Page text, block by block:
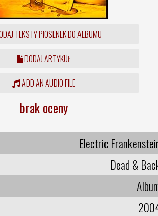
TEKSTY PIOSENEK DO ALBUMU
DODAJ ARTYKUŁ
ADD AN AUDIO FILE
brak oceny
Electric
Dead &